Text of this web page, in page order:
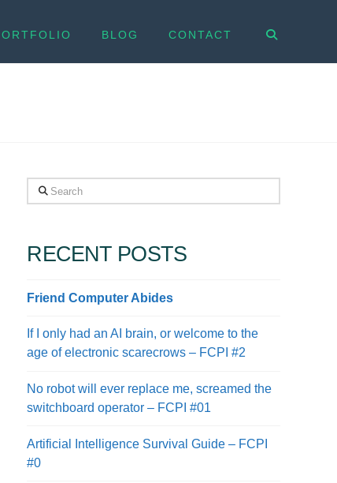
BLOG CONTACT
Search
RECENT POSTS
Friend Computer Abides
If I only had an AI brain, or welcome to the
age of electronic scarecrows – FCPI #2
No robot will ever replace me, screamed the
switchboard operator – FCPI #01
Artificial Intelligence Survival Guide – FCPI
#0